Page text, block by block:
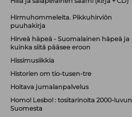
Hirmuhommeleita. Pikkuhirviön
puuhakirja
Hirveä häpeä - Suomalainen häpeä ja
kuinka siitä pääsee eroon
Hissimusiikkia
Historien om tio-tusen-tre
Hoitava jumalanpalvelus
Homo! Lesbo! : tositarinoita 2000-luvun
Suomesta